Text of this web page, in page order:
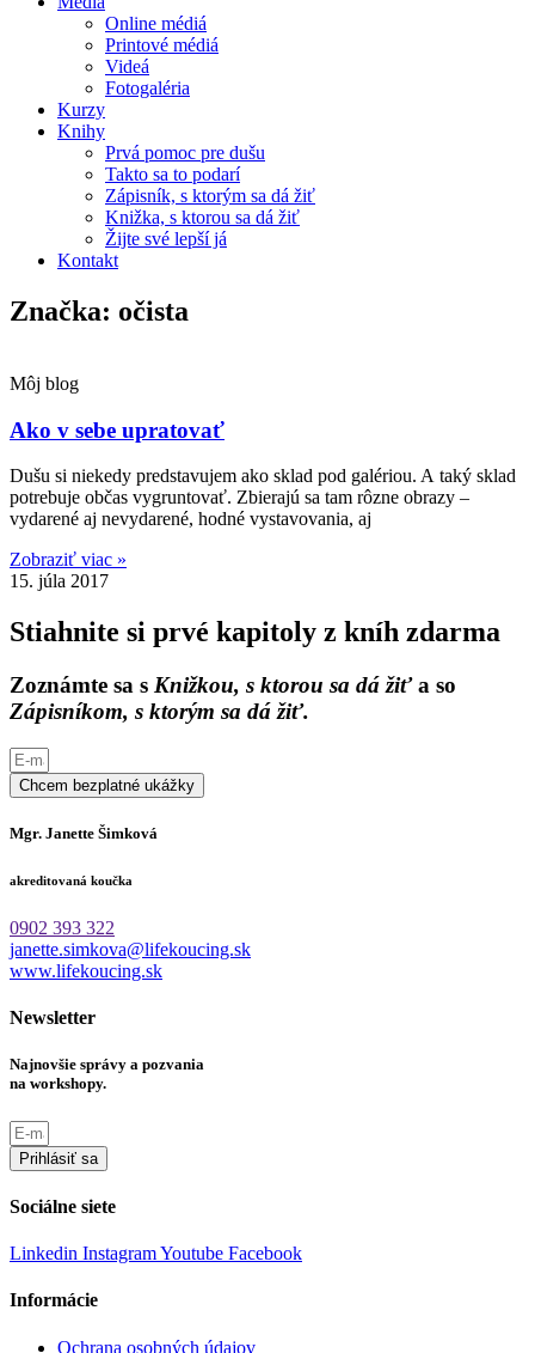
Online médiá
Printové médiá
Videá
Fotogaléria
Kurzy
Knihy
Prvá pomoc pre dušu
Takto sa to podarí
Zápisník, s ktorým sa dá žiť
Knižka, s ktorou sa dá žiť
Žijte své lepší já
Kontakt
Značka: očista
Môj blog
Ako v sebe upratovať
Dušu si niekedy predstavujem ako sklad pod galériou. A taký sklad
potrebuje občas vygruntovať. Zbierajú sa tam rôzne obrazy –
vydarené aj nevydarené, hodné vystavovania, aj
Zobraziť viac »
15. júla 2017
Stiahnite si prvé kapitoly z kníh zdarma
Zoznámte sa s Knižkou, s ktorou sa dá žiťa so
Zápisníkom, s ktorým sa dá žiť.
Chcem bezplatné ukážky
Mgr. Janette Šimková
akreditovaná koučka
0902 393 322
janette.simkova@lifekoucing.sk
www.lifekoucing.sk
Newsletter
Najnovšie správy a pozvania
na workshopy.
Prihlásiť sa
Sociálne siete
Linkedin InstagramYoutube Facebook
Informácie
Ochrana osobných údajov